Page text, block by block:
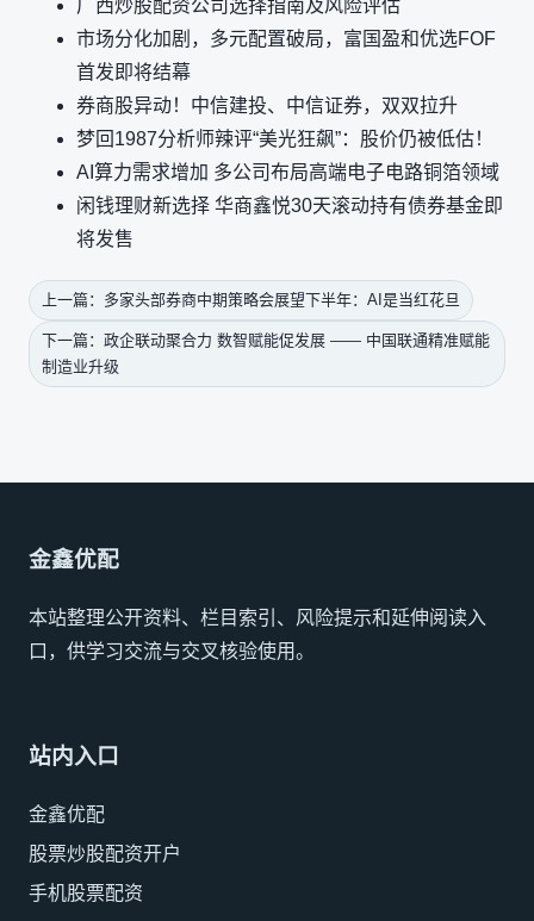
广西炒股配资公司选择指南及风险评估
市场分化加剧，多元配置破局，富国盈和优选FOF
首发即将结幕
券商股异动！中信建投、中信证券，双双拉升
梦回1987分析师辣评“美光狂飙”：股价仍被低估！
AI算力需求增加 多公司布局高端电子电路铜箔领域
闲钱理财新选择 华商鑫悦30天滚动持有债券基金即
将发售
上一篇：多家头部券商中期策略会展望下半年：AI是当红花旦
下一篇：政企联动聚合力 数智赋能促发展 —— 中国联通精准赋能
制造业升级
金鑫优配
本站整理公开资料、栏目索引、风险提示和延伸阅读入
口，供学习交流与交叉核验使用。
站内入口
金鑫优配
股票炒股配资开户
手机股票配资